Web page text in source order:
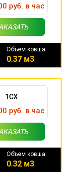
руб. в час
Объем ковша:
0.37 м3
1CX
руб. в час
Объем ковша:
0.32 м3